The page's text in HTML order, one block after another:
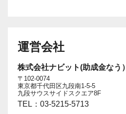
運営会社
株式会社ナビット(助成金なう）
〒102-0074
東京都千代田区九段南1-5-5
九段サウスサイドスクエア8F
TEL：03-5215-5713